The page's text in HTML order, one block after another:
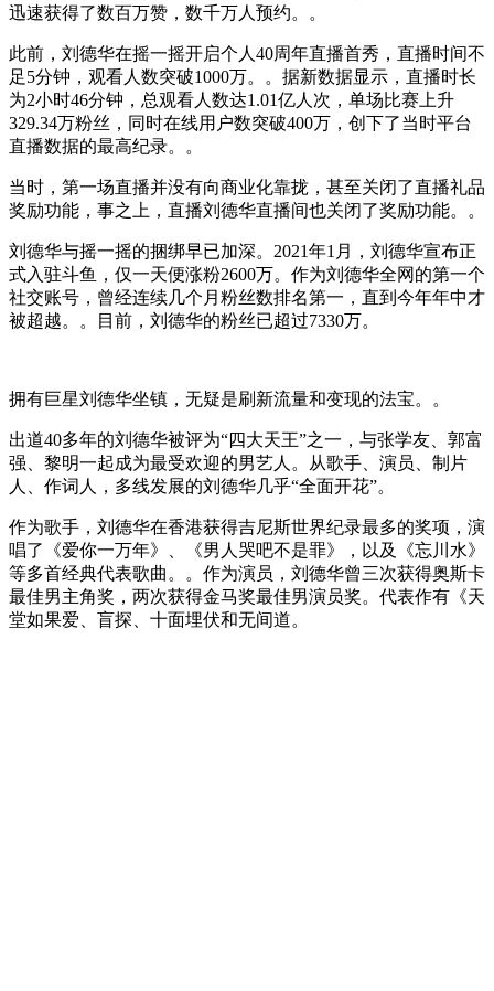
迅速获得了数百万赞，数千万人预约。。
此前，刘德华在摇一摇开启个人40周年直播首秀，直播时间不
足5分钟，观看人数突破1000万。。据新数据显示，直播时长
为2小时46分钟，总观看人数达1.01亿人次，单场比赛上升
329.34万粉丝，同时在线用户数突破400万，创下了当时平台
直播数据的最高纪录。。
当时，第一场直播并没有向商业化靠拢，甚至关闭了直播礼品
奖励功能，事之上，直播刘德华直播间也关闭了奖励功能。。
刘德华与摇一摇的捆绑早已加深。2021年1月，刘德华宣布正
式入驻斗鱼，仅一天便涨粉2600万。作为刘德华全网的第一个
社交账号，曾经连续几个月粉丝数排名第一，直到今年年中才
被超越。。目前，刘德华的粉丝已超过7330万。
拥有巨星刘德华坐镇，无疑是刷新流量和变现的法宝。。
出道40多年的刘德华被评为“四大天王”之一，与张学友、郭富
强、黎明一起成为最受欢迎的男艺人。从歌手、演员、制片
人、作词人，多线发展的刘德华几乎“全面开花”。
作为歌手，刘德华在香港获得吉尼斯世界纪录最多的奖项，演
唱了《爱你一万年》、《男人哭吧不是罪》，以及《忘川水》
等多首经典代表歌曲。。作为演员，刘德华曾三次获得奥斯卡
最佳男主角奖，两次获得金马奖最佳男演员奖。代表作有《天
堂如果爱、盲探、十面埋伏和无间道。